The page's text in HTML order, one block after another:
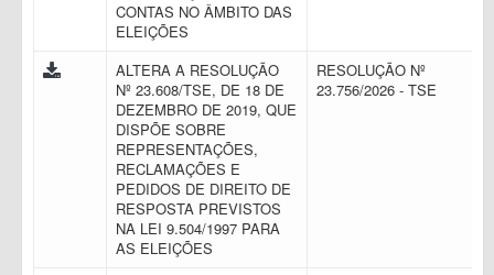
CONTAS NO ÂMBITO DAS
ELEIÇÕES
ALTERA A RESOLUÇÃO
Nº 23.608/TSE, DE 18 DE
DEZEMBRO DE 2019, QUE
DISPÕE SOBRE
REPRESENTAÇÕES,
RECLAMAÇÕES E
PEDIDOS DE DIREITO DE
RESPOSTA PREVISTOS
NA LEI 9.504/1997 PARA
AS ELEIÇÕES
RESOLUÇÃO Nº
23.756/2026 - TSE